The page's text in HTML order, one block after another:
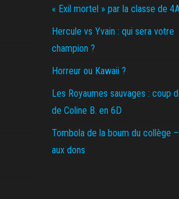
« Exil mortel » par la classe de 4A
Hercule vs Yvain : qui sera votre
champion ?
Horreur ou Kawaii ?
Les Royaumes sauvages : coup
de Coline B. en 6D
Tombola de la boum du collège
aux dons